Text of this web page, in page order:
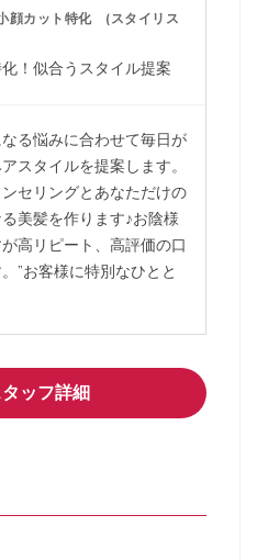
顔カット特化 (スタイリス
！似合うスタイル提案
る悩みに合わせて毎日が
スタイルを提案します。
セリングとあなただけの
美髪を作ります♪お陰様
高リピート、高評価の口
”お客様に特別なひとと
ッフ詳細